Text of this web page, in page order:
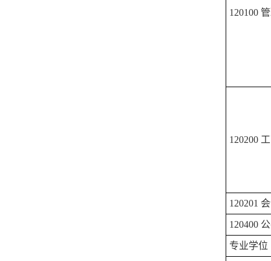
120100
120200
120201
120400
专业学位